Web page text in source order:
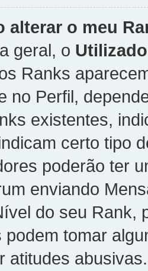
alterar o meu
geral, o
Ranks
no Perfil,
existentes,
certo tipo
poderão ter
enviando
do seu Rank,
podem tomar
atitudes abusivas.